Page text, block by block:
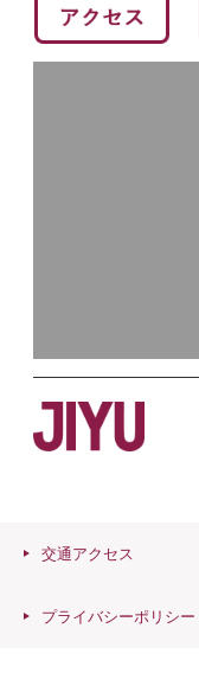
交通アクセス
プライバシーポリシー